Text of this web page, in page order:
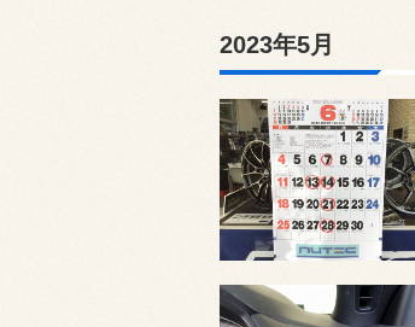
2023年5月